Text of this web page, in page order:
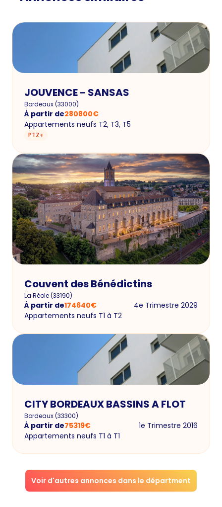
JOUVENCE - SANSAS
Bordeaux(33000)
À partir de280800€
Appartements neufs T2, T3, T5
PTZ+
Couvent des Bénédictins
La Réole(33190)
À partir de174640€
4e Trimestre 2029
Appartements neufs T1 à T2
CITY BORDEAUX BASSINS A FLOT
Bordeaux(33300)
À partir de75319€
1e Trimestre 2016
Appartements neufs T1 à T1
Voir d'autres annonces dans le départment